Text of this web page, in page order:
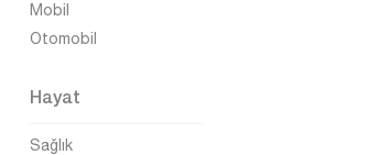
Mobil
Otomobil
Hayat
Sağlık